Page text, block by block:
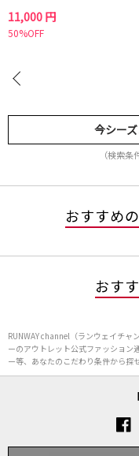
11,000 円
50%OFF
今シー
（検索条
おすすめ
おす
RUNWAY channel（ランウェイチャ
ーのアウトレット公式ファッション
ー等、あなたのこだわり条件から探